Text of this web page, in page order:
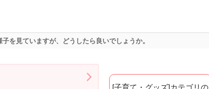
を見ていますが、どうしたら良いでしょうか。
[子育て・グッズ]カテゴリの